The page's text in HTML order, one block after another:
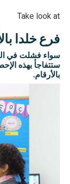
Take look at
فرع خلدا
سواء فشلت في
بالأرقام.